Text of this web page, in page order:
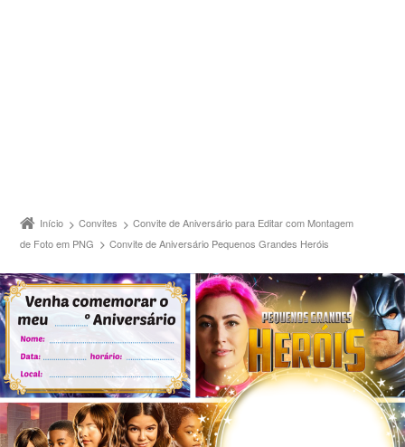
Início Convites
Convite de Aniversário para Editar com Montagem
de Foto em PNG
Convite de Aniversário Pequenos Grandes Heróis